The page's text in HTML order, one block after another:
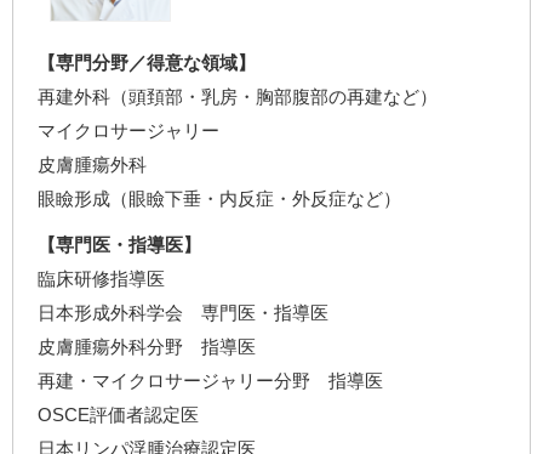
【専門分野／得意な領域】
再建外科（頭頚部・乳房・胸部腹部の再建など）
マイクロサージャリー
皮膚腫瘍外科
眼瞼形成（眼瞼下垂・内反症・外反症など）
【専門医・指導医】
臨床研修指導医
日本形成外科学会 専門医・指導医
皮膚腫瘍外科分野 指導医
再建・マイクロサージャリー分野 指導医
OSCE評価者認定医
日本リンパ浮腫治療認定医